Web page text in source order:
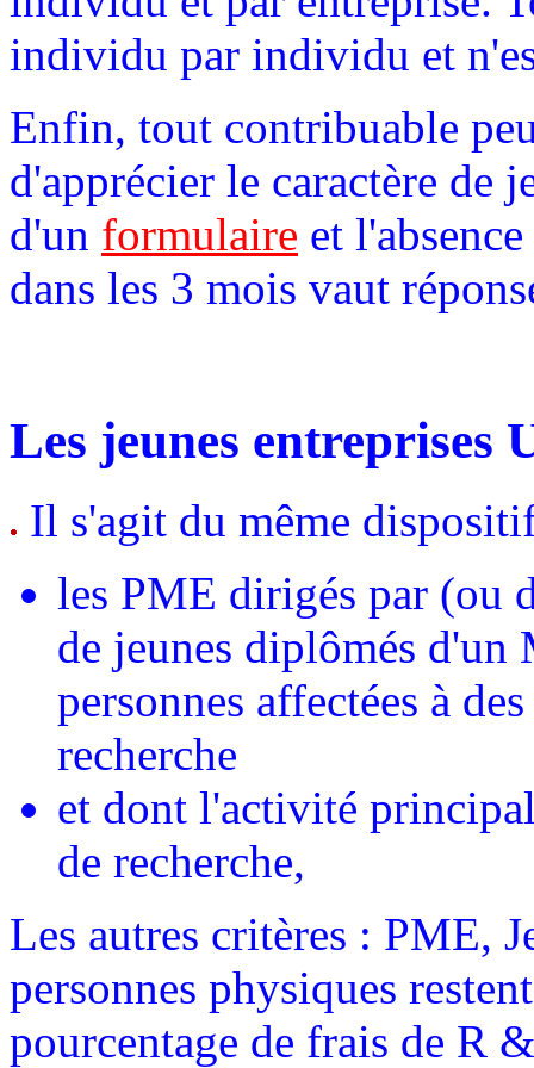
individu par individu et
Enfin, tout contribuable
d'apprécier le caractère de
d'un formulaire et
dans les 3 mois vaut
Les jeunes entreprises
Il s'agit du même
les PME dirigés par (ou
de jeunes diplômés d'un
personnes affectées à
recherche
et dont l'activité
de recherche,
Les autres critères : PME,
personnes physiques
pourcentage de frais de R